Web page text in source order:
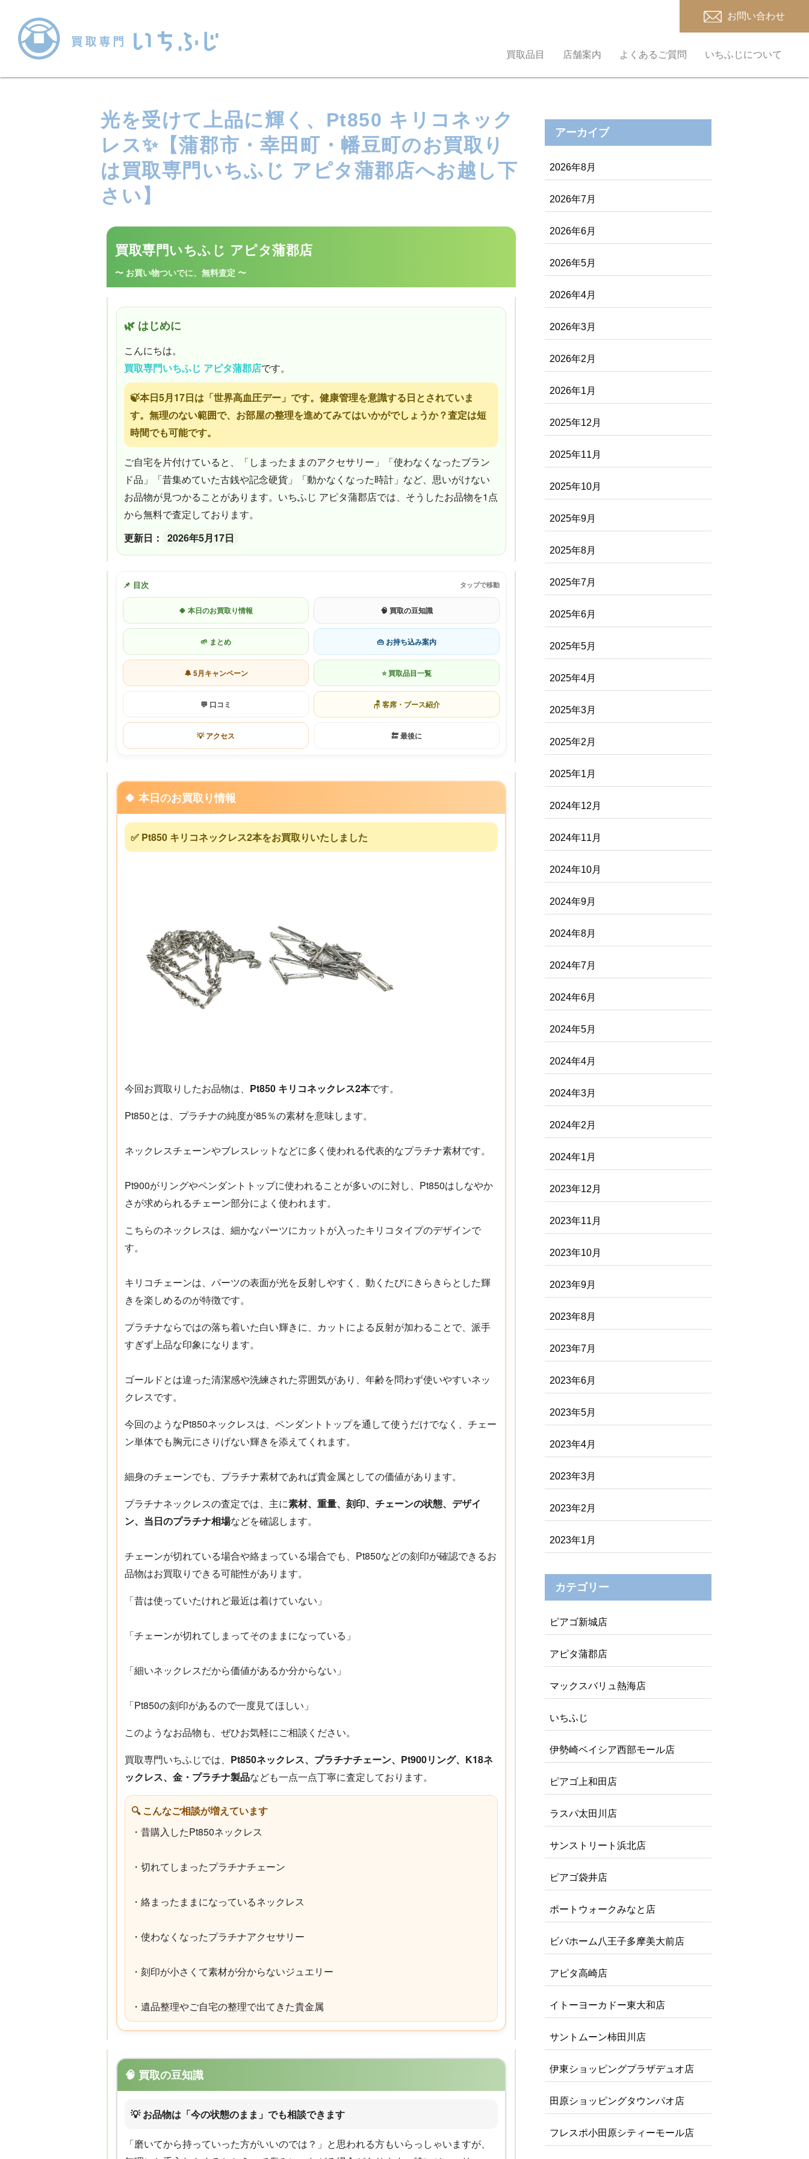
お問い合わせ
買取品目 店舗案内 よくあるご質問 いちふじについて
光を受けて上品に輝く、Pt850 キリコネック
レス✨【蒲郡市・幸田町・幡豆町のお買取り
は買取専門いちふじ アピタ蒲郡店へお越し下
さい】
買取専門いちふじ アピタ蒲郡店
〜 お買い物ついでに、無料査定 〜
🌿 はじめに
こんにちは。
買取専門いちふじ アピタ蒲郡店です。
🍃本日5月17日は「世界高血圧デー」です。健康管理を意識する日とされていま
す。無理のない範囲で、お部屋の整理を進めてみてはいかがでしょうか？査定は短
時間でも可能です。
ご自宅を片付けていると、「しまったままのアクセサリー」「使わなくなったブラン
ド品」「昔集めていた古銭や記念硬貨」「動かなくなった時計」など、思いがけない
お品物が見つかることがあります。いちふじ アピタ蒲郡店では、そうしたお品物を1点
から無料で査定しております。
更新日：
2026年5月17日
📌 目次 タップで移動
🍀 本日のお買取り情報 🧠 買取の豆知識
🌱 まとめ 👜 お持ち込み案内
🔔 5月キャンペーン ⭐ 買取品目一覧
💬 口コミ 🪑 客席・ブース紹介
💡 アクセス 🔚 最後に
🍀 本日のお買取り情報
✅ Pt850 キリコネックレス2本をお買取りいたしました
今回お買取りしたお品物は、 Pt850 キリコネックレス2本です。
Pt850とは、プラチナの純度が85％の素材を意味します。
ネックレスチェーンやブレスレットなどに多く使われる代表的なプラチナ素材です。
Pt900がリングやペンダントトップに使われることが多いのに対し、Pt850はしなやか
さが求められるチェーン部分によく使われます。
こちらのネックレスは、細かなパーツにカットが入ったキリコタイプのデザインで
す。
キリコチェーンは、パーツの表面が光を反射しやすく、動くたびにきらきらとした輝
きを楽しめるのが特徴です。
プラチナならではの落ち着いた白い輝きに、カットによる反射が加わることで、派手
すぎず上品な印象になります。
ゴールドとは違った清潔感や洗練された雰囲気があり、年齢を問わず使いやすいネッ
クレスです。
今回のようなPt850ネックレスは、ペンダントトップを通して使うだけでなく、チェー
ン単体でも胸元にさりげない輝きを添えてくれます。
細身のチェーンでも、プラチナ素材であれば貴金属としての価値があります。
プラチナネックレスの査定では、主に素材、重量、刻印、チェーンの状態、デザイ
ン、当日のプラチナ相場などを確認します。
チェーンが切れている場合や絡まっている場合でも、Pt850などの刻印が確認できるお
品物はお買取りできる可能性があります。
「昔は使っていたけれど最近は着けていない」
「チェーンが切れてしまってそのままになっている」
「細いネックレスだから価値があるか分からない」
「Pt850の刻印があるので一度見てほしい」
このようなお品物も、ぜひお気軽にご相談ください。
買取専門いちふじでは、 Pt850ネックレス、プラチナチェーン、Pt900リング、K18ネ
ックレス、金・プラチナ製品なども一点一点丁寧に査定しております。
🔍 こんなご相談が増えています
・昔購入したPt850ネックレス
・切れてしまったプラチナチェーン
・絡まったままになっているネックレス
・使わなくなったプラチナアクセサリー
・刻印が小さくて素材が分からないジュエリー
・遺品整理やご自宅の整理で出てきた貴金属
🧠 買取の豆知識
💡 お品物は「今の状態のまま」でも相談できます
「磨いてから持っていった方がいいのでは？」と思われる方もいらっしゃいますが、
アーカイブ
2026年8月
2026年7月
2026年6月
2026年5月
2026年4月
2026年3月
2026年2月
2026年1月
2025年12月
2025年11月
2025年10月
2025年9月
2025年8月
2025年7月
2025年6月
2025年5月
2025年4月
2025年3月
2025年2月
2025年1月
2024年12月
2024年11月
2024年10月
2024年9月
2024年8月
2024年7月
2024年6月
2024年5月
2024年4月
2024年3月
2024年2月
2024年1月
2023年12月
2023年11月
2023年10月
2023年9月
2023年8月
2023年7月
2023年6月
2023年5月
2023年4月
2023年3月
2023年2月
2023年1月
カテゴリー
ピアゴ新城店
アピタ蒲郡店
マックスバリュ熱海店
いちふじ
伊勢崎ベイシア西部モール店
ピアゴ上和田店
ラスパ太田川店
サンストリート浜北店
ピアゴ袋井店
ポートウォークみなと店
ビバホーム八王子多摩美大前店
アピタ高崎店
イトーヨーカドー東大和店
サントムーン柿田川店
伊東ショッピングプラザデュオ店
田原ショッピングタウンパオ店
フレスポ小田原シティーモール店